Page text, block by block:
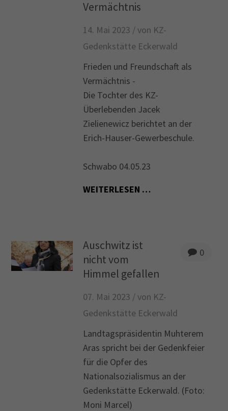
Vermächtnis
14. Mai 2023 /von KZ-
Gedenkstätte Eckerwald
Frieden und Freundschaft als
Vermächtnis -
Die Tochter des KZ-
Überlebenden Jacek
Zielienewicz berichtet an der
Erich-Hauser-Gewerbeschule.
Schwabo 04.05.23
WEITERLESEN …
0
Auschwitz ist
nicht vom
Himmel gefallen
07. Mai 2023 /von KZ-
Gedenkstätte Eckerwald
Landtagspräsidentin Muhterem
Aras spricht bei der Gedenkfeier
für die Opfer des
Nationalsozialismus an der
Gedenkstätte Eckerwald. (Foto:
Moni Marcel)